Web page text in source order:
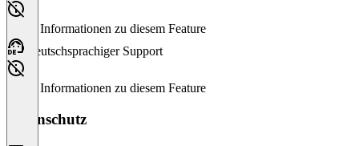
Keine Informationen zu diesem Feature
Deutschsprachiger Support
Keine Informationen zu diesem Feature
Datenschutz